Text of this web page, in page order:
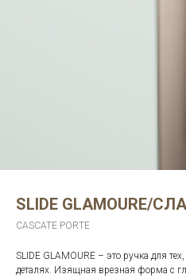
SLIDE GLAMOURE/
CASCATE PORTE
SLIDE GLAMOURE – это ручка для
деталях. Изящная врезная форма с